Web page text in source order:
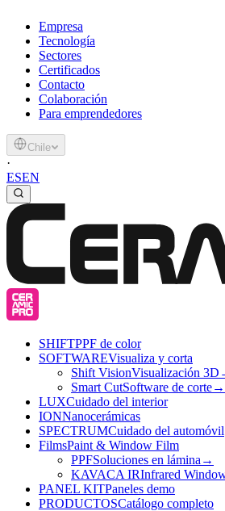
Empresa
Tecnología
Sectores
Certificados
Contacto
Colaboración
Para emprendedores
Chile
·
ESEN
SHIFTPPF de color
SOFTWAREVisualiza y corta
Shift VisionVisualización 3D
Smart CutSoftware de corte→
LUXCuidado del interior
IONNanocerámicas
SPECTRUMCuidado del automóvil
FilmsPaint & Window Film
PPFSoluciones en lámina →
KAVACA IRInfrared
PANEL KITPaneles demo
PRODUCTOSCatálogo completo